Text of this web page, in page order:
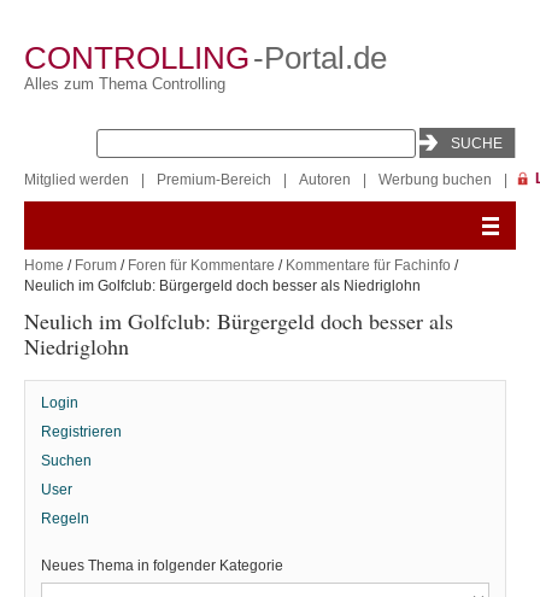
CONTROLLING-Portal.de
Alles zum Thema Controlling
Mitglied werden Premium-Bereich Autoren Werbung buchen
Home / Forum / Foren für Kommentare / Kommentare für Fachinfo /
Neulich im Golfclub: Bürgergeld doch besser als Niedriglohn
Neulich im Golfclub: Bürgergeld doch besser als
Niedriglohn
Login
Registrieren
Suchen
User
Regeln
Neues Thema in folgender Kategorie